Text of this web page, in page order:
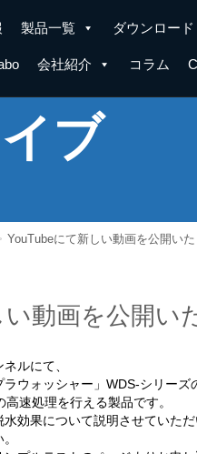
製品一覧 ダウンロード
会社紹介 コラム
ブ
YouTubeにて新しい動画を公開い
い動画を公開い
ルにて、
ウォッシャー」WDS-シリーズ
速処理を行える製品です。
効果について説明させていただ